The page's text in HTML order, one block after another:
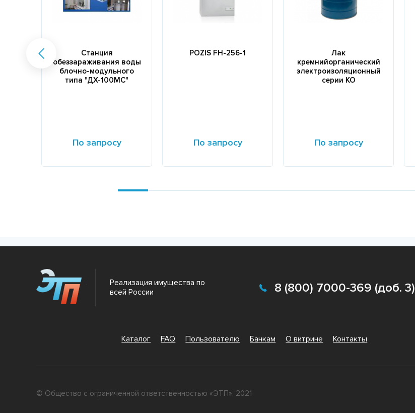
Станция
обеззараживания воды
блочно-модульного
типа "ДХ-100МС"
По запросу
POZIS FH-256-1
По запросу
Лак
кремнийорганический
электроизоляционный
серии КО
По запросу
Реализация имущества по
всей России
8 (800) 7000-369 (доб. 3)
Каталог FAQ Пользователю Банкам О витрине Контакты
© Общество с ограниченной ответственностью «ЭТП», 2021